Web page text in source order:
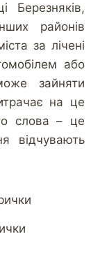
Березняків,
районів
за лічені
або
зайняти
на це
слова – це
відчувають